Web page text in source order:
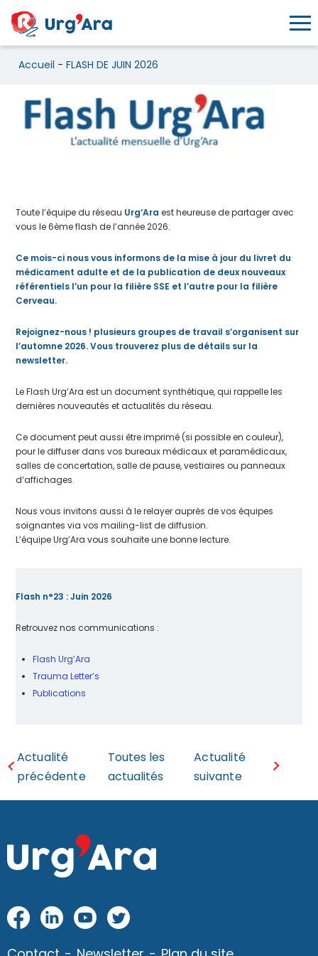
Accueil - FLASH DE JUIN 2026
FLASH DE JUIN 2026
Toute l’équipe du réseau Urg‘Ara est heureuse de partager avec
vous le 6ème flash de l’année 2026.
Ce mois-ci nous vous informons de la mise à jour du livret du
médicament adulte et de la publication de deux nouveaux
référentiels l’un pour la filière SSE et l’autre pour la filière
Cerveau.
Rejoignez-nous ! plusieurs groupes de travail s’organisent sur
l’automne 2026. Vous trouverez plus de détails sur la
newsletter.
Le Flash Urg’Ara est un document synthétique, qui rappelle les
dernières nouveautés et actualités du réseau.
Ce document peut aussi être imprimé (si possible en couleur),
pour le diffuser dans vos bureaux médicaux et paramédicaux,
salles de concertation, salle de pause, vestiaires ou panneaux
d’affichages.
Nous vous invitons aussi à le relayer auprès de vos équipes
soignantes via vos mailing-list de diffusion.
L’équipe Urg’Ara vous souhaite une bonne lecture.
Flash n°23 : Juin 2026
Retrouvez nos communications :
Flash Urg’Ara
Trauma Letter’s
Publications
Actualité
précédente
Toutes les
actualités
Actualité
suivante
Fac
Link
Yo
Twi